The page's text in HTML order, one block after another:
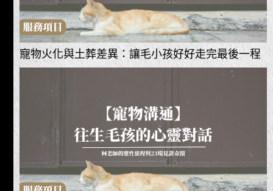
寵物火化與土葬差異：讓毛小孩好好走完最後一程